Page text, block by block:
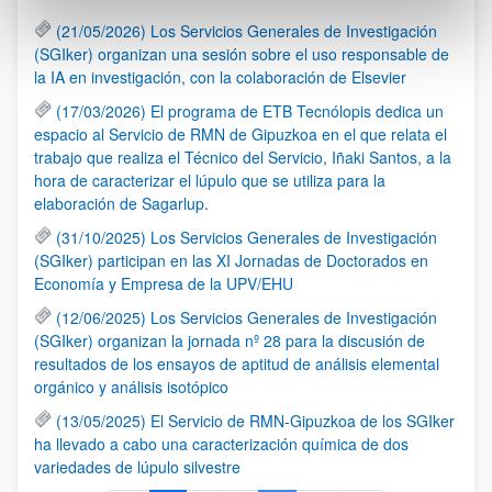
(21/05/2026) Los Servicios Generales de Investigación
(SGIker) organizan una sesión sobre el uso responsable de
la IA en investigación, con la colaboración de Elsevier
(17/03/2026) El programa de ETB Tecnólopis dedica un
espacio al Servicio de RMN de Gipuzkoa en el que relata el
trabajo que realiza el Técnico del Servicio, Iñaki Santos, a la
hora de caracterizar el lúpulo que se utiliza para la
elaboración de Sagarlup.
(31/10/2025) Los Servicios Generales de Investigación
(SGIker) participan en las XI Jornadas de Doctorados en
Economía y Empresa de la UPV/EHU
(12/06/2025) Los Servicios Generales de Investigación
(SGIker) organizan la jornada nº 28 para la discusión de
resultados de los ensayos de aptitud de análisis elemental
orgánico y análisis isotópico
(13/05/2025) El Servicio de RMN-Gipuzkoa de los SGIker
ha llevado a cabo una caracterización química de dos
variedades de lúpulo silvestre